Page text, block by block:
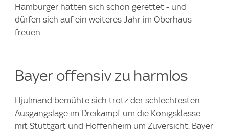
Hamburger hatten sich schon gerettet - und
dürfen sich auf ein weiteres Jahr im Oberhaus
freuen.
Bayer offensiv zu harmlos
Hjulmand bemühte sich trotz der schlechtesten
Ausgangslage im Dreikampf um die Königsklasse
mit Stuttgart und Hoffenheim um Zuversicht. Bayer